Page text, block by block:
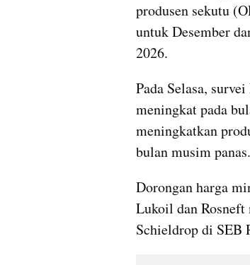
produsen sekutu
untuk Desember
2026.
Pada Selasa,
meningkat pada
meningkatkan
bulan musim panas.
Dorongan harga
Lukoil dan Rosneft
Schieldrop di SEB